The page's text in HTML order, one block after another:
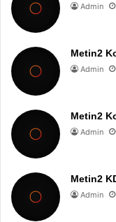
Admin
Metin2
Admin
Metin2
Admin
Metin2
Admin